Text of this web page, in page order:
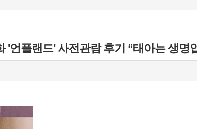
'언플랜드' 사전관람 후기 “태아는 생명